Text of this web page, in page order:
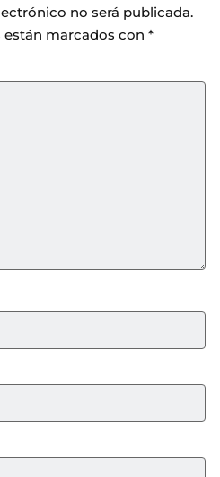
no será publicada.
marcados con *